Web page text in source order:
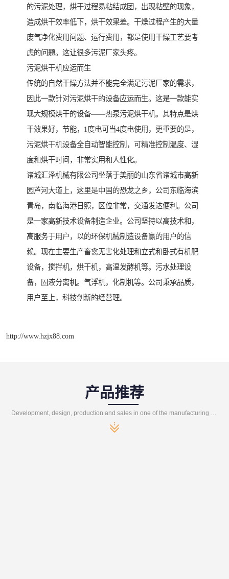
的污泥处理，烘干过程易粘结成团，出现粘壁的现象，
造成烘干效率低下，烘干效果差。干燥过程产生的大量
废气净化费用问题、运行费用，都是使用干燥工艺要考
虑的问题。这让很多污泥厂家头疼。
污泥烘干机应运而生
传统的自然干燥方法并不能完全满足污泥厂家的需求，
因此一款针对污泥烘干的设备应运而生。这是一款能实
现大规模烘干的设备——热泵污泥烘干机。其特点是烘
干效果好，节能，1度电可当4度电使用，更重要的是，
污泥烘干机设备全自动智能控制，可精准控制温度、湿
度和烘干时间，非常实用和人性化。
诸城汇泽机械有限公司坐落于美丽的山东省诸城市高新
园芦河大道上，这里是中国的恐龙之乡，公司东临海滨
青岛，南临海港日照，区位非常，交通发达便利。公司
是一家高新技术设备制造企业。公司坚持以高技术和，
高服务于用户，以的环保机械制造设备赢的用户的信
赖。现在主要生产畜禽无害化处理和立式和卧式有机肥
设备，搅拌机，烘干机，高温发酵机等。污水处理设
备，固液分离机。气浮机，化制机等。公司秉承品质，
用户至上，科技创新的经营理。
http://www.hzjx88.com
产品推荐